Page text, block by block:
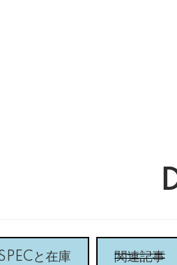
と在庫 関連記事